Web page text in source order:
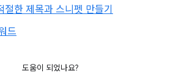
절한 제목과 스니펫 만들기
드
도움이 되었나요?